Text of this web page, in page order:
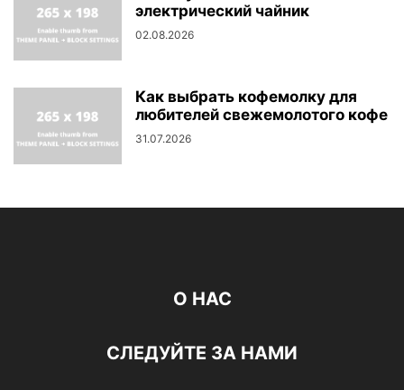
электрический чайник
02.08.2026
Как выбрать кофемолку для
любителей свежемолотого кофе
31.07.2026
О НАС
СЛЕДУЙТЕ ЗА НАМИ